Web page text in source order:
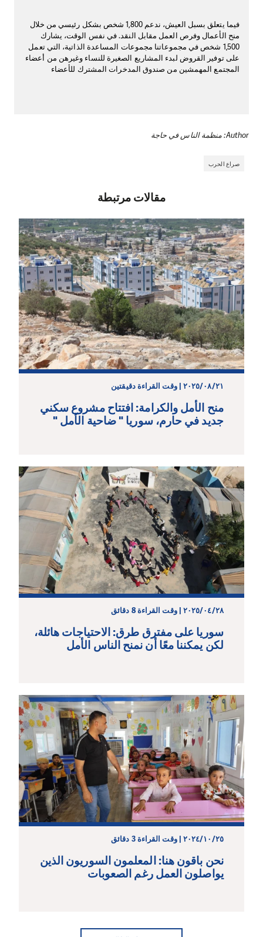
فيما يتعلق بسبل العيش، ندعم 1,800 شخص بشكل رئيسي من خلال
منح الأعمال وفرص العمل مقابل النقد. في نفس الوقت، يشارك
1,500 شخص في مجموعاتنا مجموعات المساعدة الذاتية، التي تعمل
على توفير القروض لبدء المشاريع الصغيرة للنساء وغيرهن من أعضاء
المجتمع المهمشين من صندوق المدخرات المشترك للأعضاء
Author: منظمة الناس في حاجة
صراع الحرب
مقالات مرتبطة
٢١‏/٠٨‏/٢٠٢٥ | وقت القراءة دقيقتين
منح الأمل والكرامة: افتتاح مشروع سكني
جديد في حارم، سوريا " ضاحية الأمل "
٢٨‏/٠٤‏/٢٠٢٥ | وقت القراءة 8 دقائق
سوريا على مفترق طرق: الاحتياجات هائلة،
لكن يمكننا معًا أن نمنح الناس الأمل
٢٥‏/١٠‏/٢٠٢٤ | وقت القراءة 3 دقائق
نحن باقون هنا: المعلمون السوريون الذين
يواصلون العمل رغم الصعوبات